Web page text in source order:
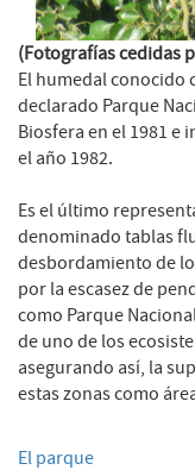
(Fotografías cedidas
El humedal conocido
declarado Parque
Biosfera en el 1981 e
el año 1982.
Es el último
denominado tablas
desbordamiento de
por la escasez de
como Parque
de uno de los
asegurando así, la
estas zonas como
El parque